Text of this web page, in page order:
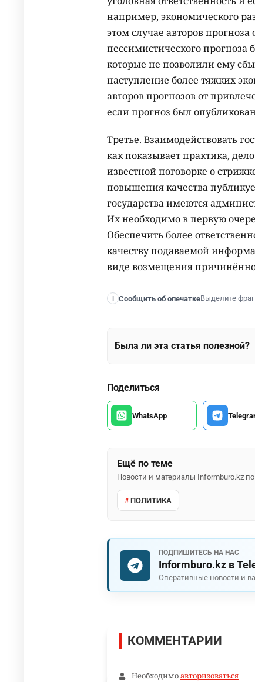
например, экономического
этом случае авторов
пессимистического
которые не позволили ему
наступление более тяжких
авторов прогнозов от
если прогноз был
Третье. Взаимодействовать
как показывает практика,
известной поговорке о
повышения качества
государства имеются
Их необходимо в первую
Обеспечить более
качеству подаваемой
виде возмещения
I Сообщить об опечаткеВыделите
Была ли эта статья полезной?
Поделиться
WhatsApp
Ещё по теме
Новости и материалы Informburo.kz
ПОЛИТИКА
ПОДПИШИТЕСЬ НА НАС
Informburo.kz в
Оперативные новости и
КОММЕНТАРИИ
Необходимоавторизоваться